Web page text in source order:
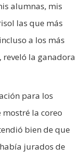
alumnas, mis
las que más
a los más
la ganadora
para los
la coreo
bien de que
jurados de